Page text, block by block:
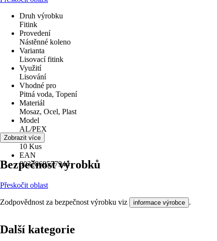
Druh výrobku
Fitink
Provedení
Nástěnné koleno
Varianta
Lisovací fitink
Využití
Lisování
Vhodné pro
Pitná voda, Topení
Materiál
Mosaz, Ocel, Plast
Model
AL/PEX
Obsah
10 Kus
EAN
8032869577944
Zobrazit více
Bezpečnost výrobků
Přeskočit oblast
Zodpovědnost za bezpečnost výrobku viz informace výrobce .
Další kategorie